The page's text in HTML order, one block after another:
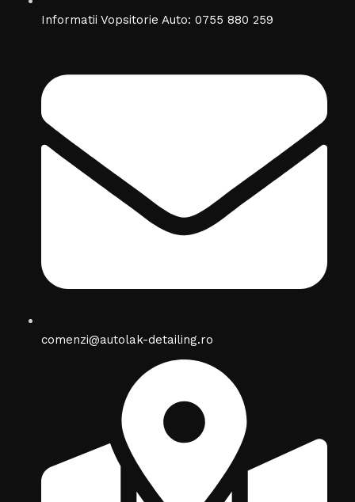
Informatii Vopsitorie Auto: 0755 880 259
comenzi@autolak-detailing.ro